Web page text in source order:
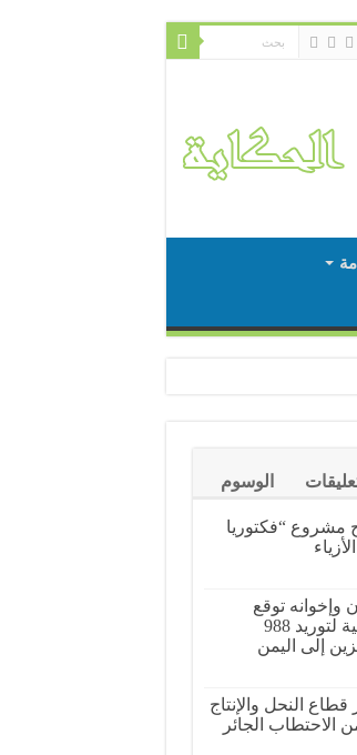
الوسوم
مشروع “فكتوريا
توقع
اتفاقية استراتيجية عالمية لتوريد 988
إلى اليمن
النحل والإنتاج
الاحتطاب الجائر